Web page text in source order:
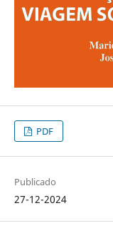
PDF
Publicado
27-12-2024